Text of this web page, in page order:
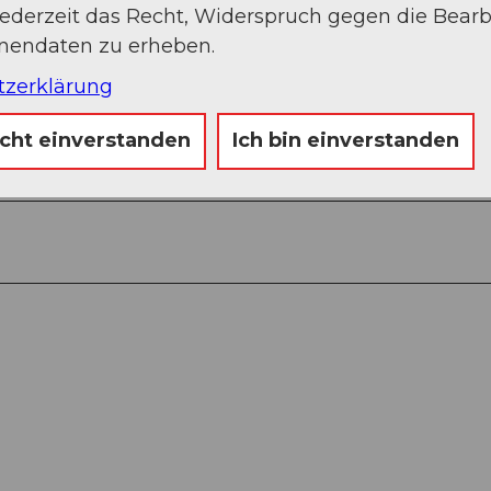
Seewen - Windgällenhütte AACZ - Tritt -
das Recht, Widerspruch gegen die
zu erheben.
einverstanden Ich bin einverstanden